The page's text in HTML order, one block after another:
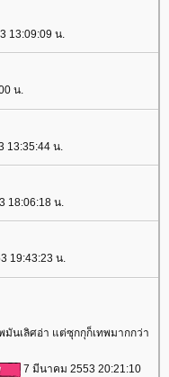
13:09:09 น.
น.
13:35:44 น.
18:06:18 น.
19:43:23 น.
นเลิศอ่า แต่ซุกกุก็เทพมากกว่า
7 มีนาคม 2553 20:21:10